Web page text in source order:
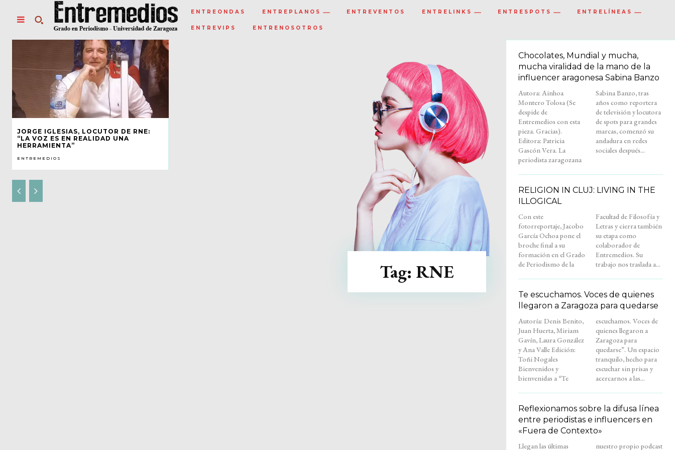
ENTREONDAS ENTREPLANOS ENTREVENTOS ENTRELINKS ENTRESPOTS ENTRELÍNEAS
ENTREVIPS ENTRENOSOTROS
JORGE IGLESIAS, LOCUTOR DE RNE:
“LA VOZ ES EN REALIDAD UNA
HERRAMIENTA”
ENTREMEDIOS
Tag: RNE
Chocolates, Mundial y mucha,
mucha viralidad de la mano de la
influencer aragonesa Sabina Banzo
Autora: Ainhoa
Montero Tolosa (Se
despide de
Entremedios con esta
pieza. Gracias).
Editora: Patricia
Gascón Vera. La
periodista zaragozana
Sabina Banzo, tras
años como reportera
de televisión y locutora
de spots para grandes
marcas, comenzó su
andadura en redes
sociales después...
RELIGION IN CLUJ: LIVING IN THE
ILLOGICAL
Con este
fotorreportaje, Jacobo
García Ochoa pone el
broche final a su
formación en el Grado
de Periodismo de la
Facultad de Filosofía y
Letras y cierra también
su etapa como
colaborador de
Entremedios. Su
trabajo nos traslada a...
Te escuchamos. Voces de quienes
llegaron a Zaragoza para quedarse
Autoría: Denis Benito,
Juan Huerta, Miriam
Gavín, Laura González
y Ana Valle Edición:
Toñi Nogales
Bienvenidos y
bienvenidas a “Te
escuchamos. Voces de
quienes llegaron a
Zaragoza para
quedarse”. Un espacio
tranquilo, hecho para
escuchar sin prisas y
acercarnos a las...
Reflexionamos sobre la difusa línea
entre periodistas e influencers en
«Fuera de Contexto»
Llegan las últimas
nuestro propio podcast